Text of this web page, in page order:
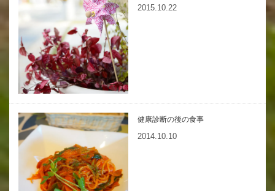
2015.10.22
健康診断の後の食事
2014.10.10